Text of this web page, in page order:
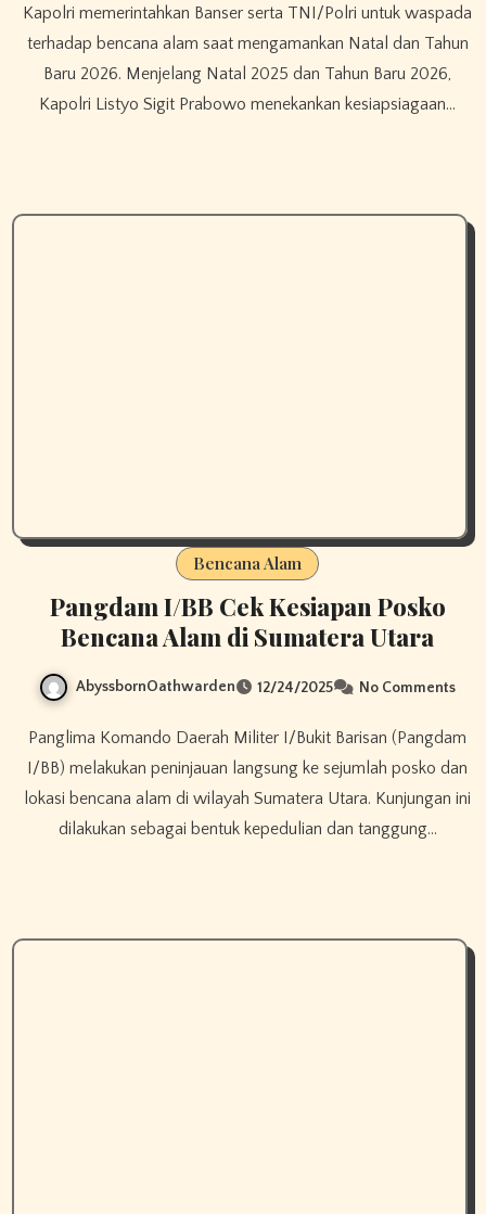
Kapolri memerintahkan Banser serta TNI/Polri untuk waspada
terhadap bencana alam saat mengamankan Natal dan Tahun
Baru 2026. Menjelang Natal 2025 dan Tahun Baru 2026,
Kapolri Listyo Sigit Prabowo menekankan kesiapsiagaan…
Bencana Alam
Pangdam I/BB Cek Kesiapan Posko
Bencana Alam di Sumatera Utara
AbyssbornOathwarden 12/24/2025 No Comments
Panglima Komando Daerah Militer I/Bukit Barisan (Pangdam
I/BB) melakukan peninjauan langsung ke sejumlah posko dan
lokasi bencana alam di wilayah Sumatera Utara. Kunjungan ini
dilakukan sebagai bentuk kepedulian dan tanggung…